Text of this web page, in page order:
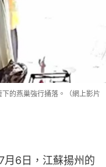
的燕巢強行捅落。（網上影片
月6日，江蘇揚州的